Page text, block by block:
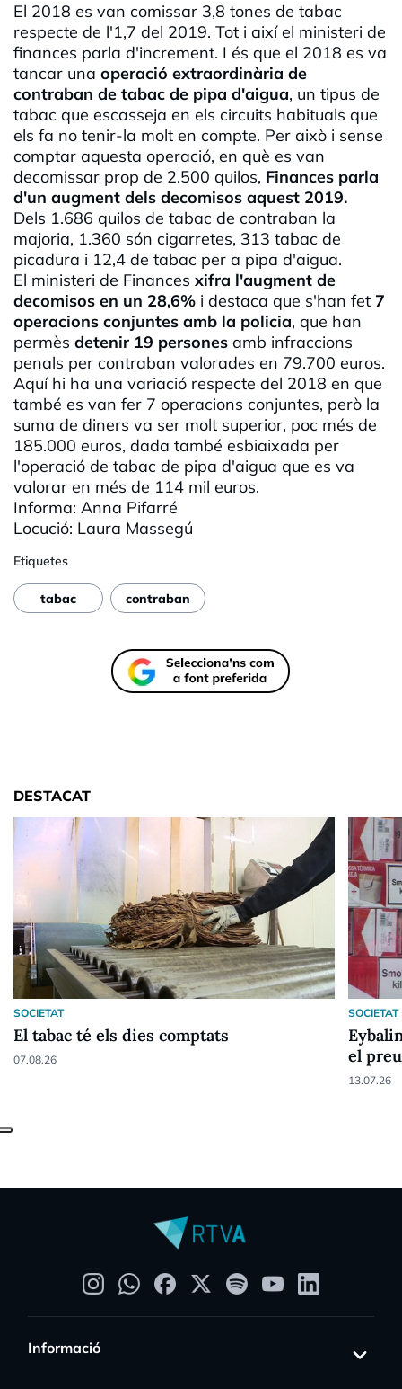
El 2018 es van comissar 3,8 tones de tabac
respecte de l'1,7 del 2019. Tot i així el ministeri de
finances parla d'increment. I és que el 2018 es va
tancar una operació extraordinària de
contraban de tabac de pipa d'aigua, un tipus de
tabac que escasseja en els circuits habituals que
els fa no tenir-la molt en compte. Per això i sense
comptar aquesta operació, en què es van
decomissar prop de 2.500 quilos, Finances parla
d'un augment dels decomisos aquest 2019.
Dels 1.686 quilos de tabac de contraban la
majoria, 1.360 són cigarretes, 313 tabac de
picadura i 12,4 de tabac per a pipa d'aigua.
El ministeri de Finances xifra l'augment de
decomisos en un 28,6% i destaca que s'han fet 7
operacions conjuntes amb la policia, que han
permès detenir 19 persones amb infraccions
penals per contraban valorades en 79.700 euros.
Aquí hi ha una variació respecte del 2018 en que
també es van fer 7 operacions conjuntes, però la
suma de diners va ser molt superior, poc més de
185.000 euros, dada també esbiaixada per
l'operació de tabac de pipa d'aigua que es va
valorar en més de 114 mil euros.
Informa: Anna Pifarré
Locució: Laura Massegú
Etiquetes
tabac contraban
DESTACAT
SOCIETAT
El tabac té els dies comptats
07.08.26
SOCIETAT
el
13.07.26
Informació